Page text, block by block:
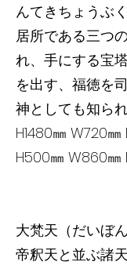
んてきちょうぶ
居所である三つ
れ、手にする宝
を出す、福徳を
神としても知られ
H1480㎜ W720㎜
H500㎜ W860㎜
大梵天（だいぼん
帝釈天と並ぶ諸